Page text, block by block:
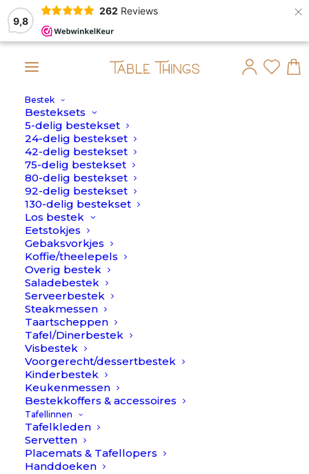
9,8
262 Reviews ×
Bestek
Besteksets
5-delig bestekset
24-delig bestekset
42-delig bestekset
75-delig bestekset
80-delig bestekset
92-delig bestekset
130-delig bestekset
Los bestek
Eetstokjes
Gebaksvorkjes
Koffie/theelepels
Overig bestek
Saladebestek
Serveerbestek
Steakmessen
Taartscheppen
Tafel/Dinerbestek
Visbestek
Voorgerecht/dessertbestek
Kinderbestek
Keukenmessen
Bestekkoffers & accessoires
Tafellinnen
Tafelkleden
Servetten
Placemats & Tafellopers
Handdoeken
op maandag 10 Augustus verstuurd.
Opener Sleutel – Goud // À la
Collectie